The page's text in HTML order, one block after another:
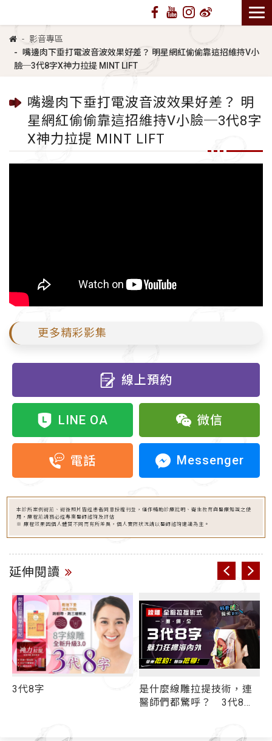
影音專區
嘴邊肉下垂打電波音波效果好差？ 明星網紅偷偷靠這招維持V小
臉─3代8字X神力拉提 MINT LIFT
嘴邊肉下垂打電波音波效果好差？ 明
星網紅偷偷靠這招維持V小臉─3代8字
X神力拉提 MINT LIFT
更多精彩影集
線上預約
LINE OA 微信
電話 Messenger
本診所案例術前、術後照片皆經患者同意授權刊登，僅作輔助診療說明、衛生教育與醫療知識之使
用，療程前請務必經專業醫師諮詢及評估
※ 療程效果因個人體質不同而有所差異，個人實際狀況請以醫師諮詢建議為主。
延伸閱讀
3代8字
是什麼線雕拉提技術，連
醫師們都驚呼？ 3代8字